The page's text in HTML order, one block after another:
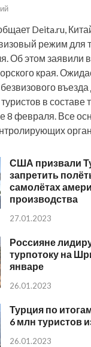
Deita.ru,
режим для
Об этом заявили
края.
въезда
в составе
8 февраля. Все
США призвали
запретить
самолётах
производства
27.01.2023
Россияне
турпотоку на
январе
26.01.2023
Турция по
6 млн туристов
26.01.2023